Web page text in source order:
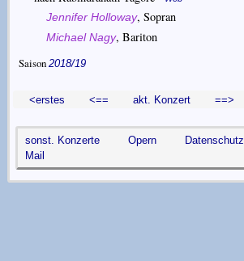
Jennifer Holloway, Sopran
Michael Nagy, Bariton
Saison 2018/19
<erstes <== akt. Konzert ==>
sonst. Konzerte Opern Datenschutz
Mail